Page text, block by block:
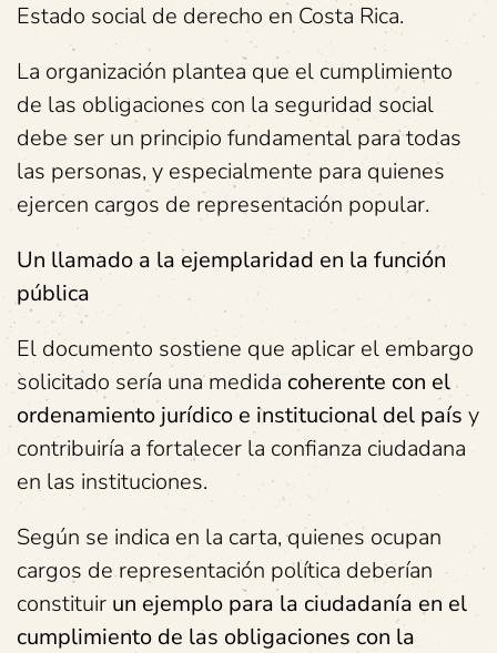
Estado social de derecho en Costa Rica.
La organización plantea que el cumplimiento
de las obligaciones con la seguridad social
debe ser un principio fundamental para todas
las personas, y especialmente para quienes
ejercen cargos de representación popular.
Un llamado a la ejemplaridad en la función
pública
El documento sostiene que aplicar el embargo
solicitado sería una medida coherente con el
ordenamiento jurídico e institucional del país y
contribuiría a fortalecer la confianza ciudadana
en las instituciones.
Según se indica en la carta, quienes ocupan
cargos de representación política deberían
constituir un ejemplo para la ciudadanía en el
cumplimiento de las obligaciones con la